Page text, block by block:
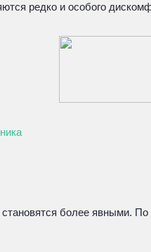
редко и особого
более явными.